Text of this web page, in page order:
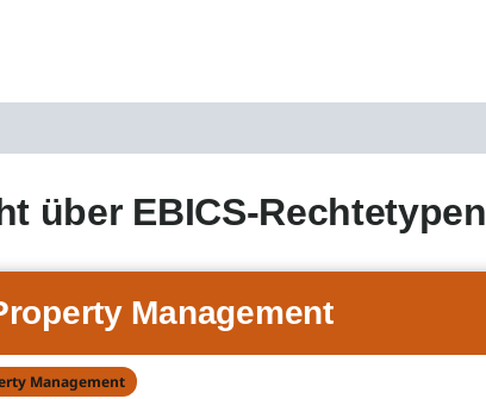
über EBICS-Rechtetypen
Management
Management